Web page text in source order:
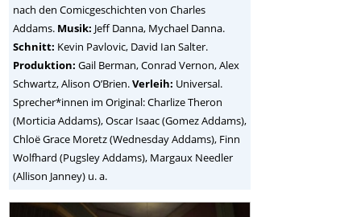
nach den Comicgeschichten von Charles
Addams. Musik: Jeff Danna, Mychael Danna.
Schnitt: Kevin Pavlovic, David Ian Salter.
Produktion: Gail Berman, Conrad Vernon, Alex
Schwartz, Alison O’Brien.Verleih: Universal.
Sprecher*innen im Original: Charlize Theron
(Morticia Addams), Oscar Isaac (Gomez Addams),
Chloë Grace Moretz (Wednesday Addams), Finn
Wolfhard (Pugsley Addams), Margaux Needler
(Allison Janney) u. a.